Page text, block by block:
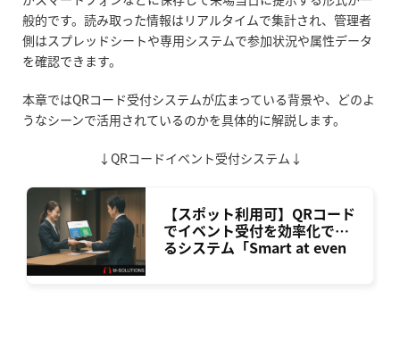
般的です。読み取った情報はリアルタイムで集計され、管理者
側はスプレッドシートや専用システムで参加状況や属性データ
を確認できます。
本章ではQRコード受付システムが広まっている背景や、どのよ
うなシーンで活用されているのかを具体的に解説します。
↓QRコードイベント受付システム↓
【スポット利用可】QRコード
でイベント受付を効率化でき
るシステム「Smart at even